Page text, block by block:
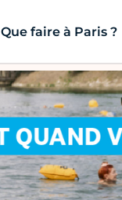
Que faire à Paris ?